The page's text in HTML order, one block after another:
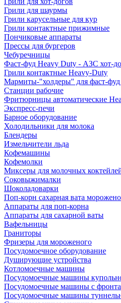
Грили для шаурмы
Грили карусельные для кур
Грили контактные прижимные
Пончиковые аппараты
Прессы для бургеров
Чебуречницы
Фаст-фуд Heavy Duty - АЗС хот-
Грили контактные Heavy-Duty
Мармиты-"холдеры" для фаст-
Станции рабочие
Фритюрницы автоматические
Экспресс-печи
Барное оборудование
Холодильники для молока
Блендеры
Измельчители льда
Кофемашины
Кофемолки
Миксеры для молочных
Соковыжималки
Шоколадоварки
Поп-корн сахарная вата
Аппараты для поп-корна
Аппараты для сахарной ваты
Вафельницы
Граниторы
Фризеры для мороженого
Посудомоечное оборудование
Душирующие устройства
Котломоечные машины
Посудомоечные машины
Посудомоечные машины с
Посудомоечные машины